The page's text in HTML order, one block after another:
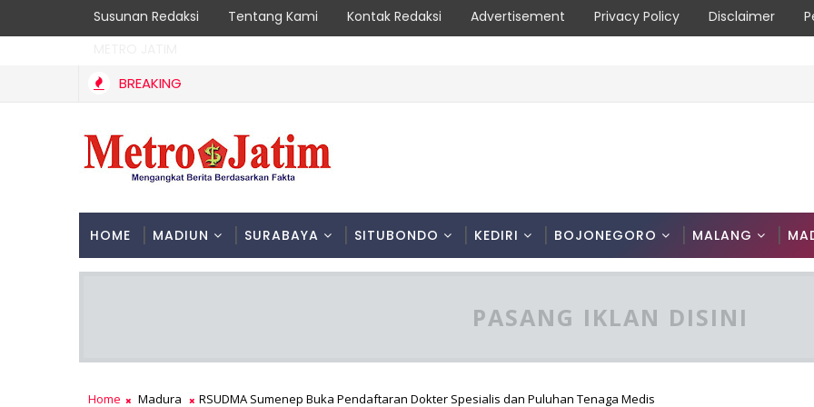
Susunan Redaksi Tentang Kami Kontak Redaksi Advertisement Privacy Policy Disclaimer
BREAKING
HOME MADIUN SURABAYA SITUBONDO KEDIRI BOJONEGORO MALANG
PASANG IKLAN DISINI
Home Madura RSUDMA Sumenep Buka Pendaftaran Dokter Spesialis dan Puluhan Tenaga Medis